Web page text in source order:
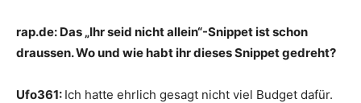
rap.de: Das „Ihr seid nicht allein“-Snippet ist schon
draussen. Wo und wie habt ihr dieses Snippet gedreht?
Ufo361: Ich hatte ehrlich gesagt nicht viel Budget dafür.